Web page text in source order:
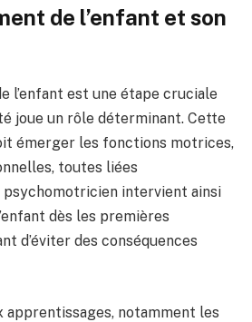
de l’enfant et son
l’enfant est une étape cruciale
joue un rôle déterminant. Cette
émerger les fonctions motrices,
toutes liées
psychomotricien intervient ainsi
dès les premières
d’éviter des conséquences
apprentissages, notamment les